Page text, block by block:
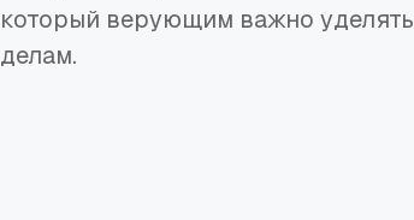
который верующим важно
делам.